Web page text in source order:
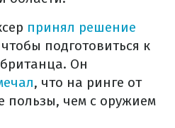
принял решение
подготовиться к
Он
, что на ринге от
пользы, чем с оружием